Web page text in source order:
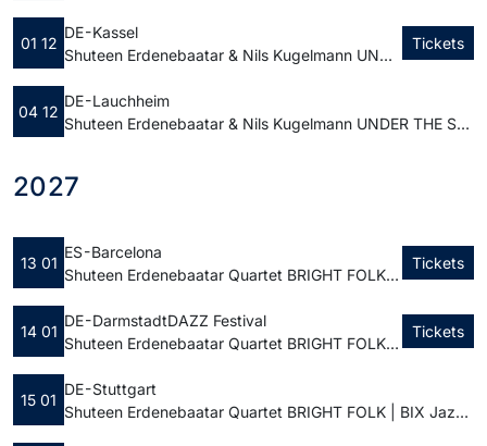
01 12
DE - Kassel
Shuteen Erdenebaatar & Nils Kugelmann UNDER THE SAME STARS | Theaterstübchen
Tickets
04 12
DE - Lauchheim
Shuteen Erdenebaatar & Nils Kugelmann UNDER THE SAME STARS | Schloß Kapfenburg
2027
13 01
ES - Barcelona
Shuteen Erdenebaatar Quartet BRIGHT FOLK | Jamboree SALA
Tickets
14 01
DE - DarmstadtDAZZ Festival
Shuteen Erdenebaatar Quartet BRIGHT FOLK | Centralstation
Tickets
15 01
DE - Stuttgart
Shuteen Erdenebaatar Quartet BRIGHT FOLK | BIX Jazzclub